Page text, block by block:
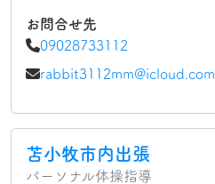
お問合せ先
09028733112
rabbit3112mm@icloud.com
苫小牧市内出張
パーソナル体操指導